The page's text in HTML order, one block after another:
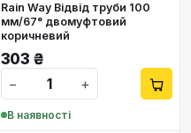
Rain Way Відвід труби 100
мм/67° двомуфтовий
коричневий
303 ₴
−
+
В наявності